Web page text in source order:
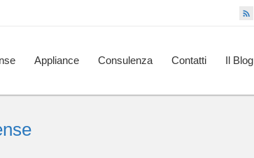
Appliance Consulenza Contatti Il Blog